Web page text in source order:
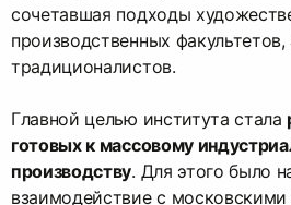
сочетавшая подходы
производственных
традиционалистов.
Главной целью института стала
готовых к массовому
производству. Для этого было
взаимодействие с